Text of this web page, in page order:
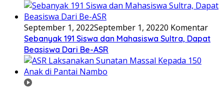
September 1, 2022September 1, 20220 Komentar
Sebanyak 191 Siswa dan Mahasiswa Sultra, Dapat
Beasiswa Dari Be-ASR